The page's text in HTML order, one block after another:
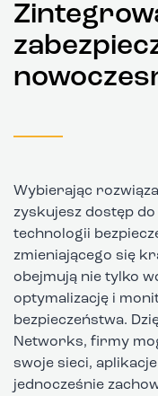
Wybierając
zyskujesz dostęp
technologii
zmieniającego się
obejmują nie tylko
optymalizację i
bezpieczeństwa.
Networks, firmy
swoje sieci,
jednocześnie